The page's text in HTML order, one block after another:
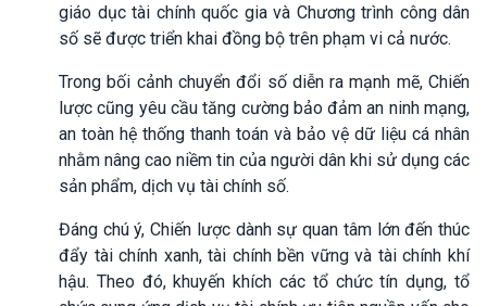
giáo dục tài chính quốc gia và Chương trình công dân
số sẽ được triển khai đồng bộ trên phạm vi cả nước.
Trong bối cảnh chuyển đổi số diễn ra mạnh mẽ, Chiến
lược cũng yêu cầu tăng cường bảo đảm an ninh mạng,
an toàn hệ thống thanh toán và bảo vệ dữ liệu cá nhân
nhằm nâng cao niềm tin của người dân khi sử dụng các
sản phẩm, dịch vụ tài chính số.
Đáng chú ý, Chiến lược dành sự quan tâm lớn đến thúc
đẩy tài chính xanh, tài chính bền vững và tài chính khí
hậu. Theo đó, khuyến khích các tổ chức tín dụng, tổ